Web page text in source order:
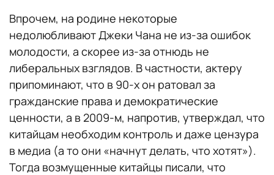
Впрочем, на родине некоторые
недолюбливают Джеки Чана не из-за ошибок
молодости, а скорее из-за отнюдь не
либеральных взглядов. В частности, актеру
припоминают, что в 90-х он ратовал за
гражданские права и демократические
ценности, а в 2009-м, напротив, утверждал, что
китайцам необходим контроль и даже цензура
в медиа (а то они «начнут делать, что хотят»).
Тогда возмущенные китайцы писали, что